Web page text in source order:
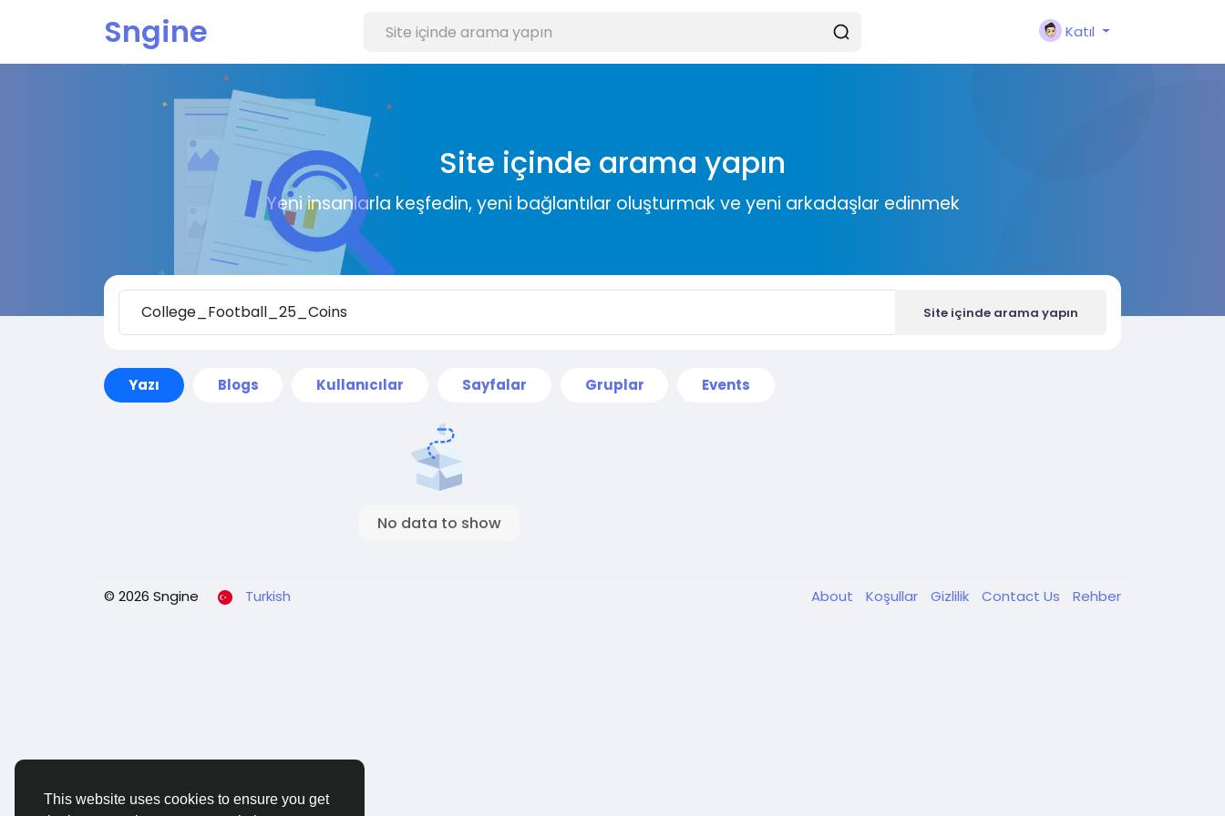
This website uses cookies to ensure you get
Sngine Katıl
Site içinde arama yapın
Yeni insanlarla keşfedin, yeni bağlantılar oluşturmak ve yeni arkadaşlar edinmek
Site içinde arama yapın
Yazı Blogs Kullanıcılar Sayfalar Gruplar Events
No data to show
© 2026 Sngine Turkish About Koşullar Gizlilik Contact Us Rehber